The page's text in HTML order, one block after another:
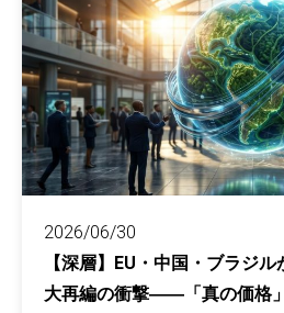
2026/06/30
【深層】EU・中国・ブラジル
大再編の衝撃――「真の価格